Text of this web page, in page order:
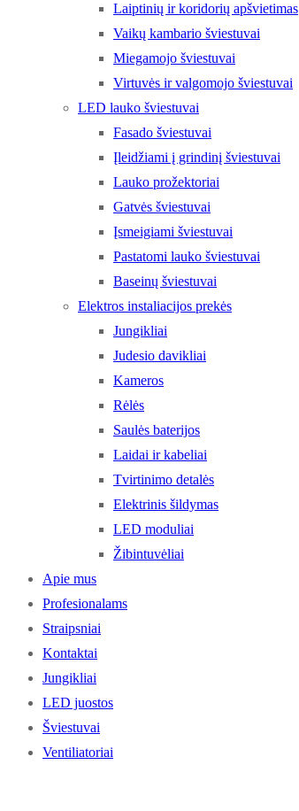
Laiptinių ir koridorių apšvietimas
Vaikų kambario šviestuvai
Miegamojo šviestuvai
Virtuvės ir valgomojo šviestuvai
LED lauko šviestuvai
Fasado šviestuvai
Įleidžiami į grindinį šviestuvai
Lauko prožektoriai
Gatvės šviestuvai
Įsmeigiami šviestuvai
Pastatomi lauko šviestuvai
Baseinų šviestuvai
Elektros instaliacijos prekės
Jungikliai
Judesio davikliai
Kameros
Rėlės
Saulės baterijos
Laidai ir kabeliai
Tvirtinimo detalės
Elektrinis šildymas
LED moduliai
Žibintuvėliai
Apie mus
Profesionalams
Straipsniai
Kontaktai
Jungikliai
LED juostos
Šviestuvai
Ventiliatoriai